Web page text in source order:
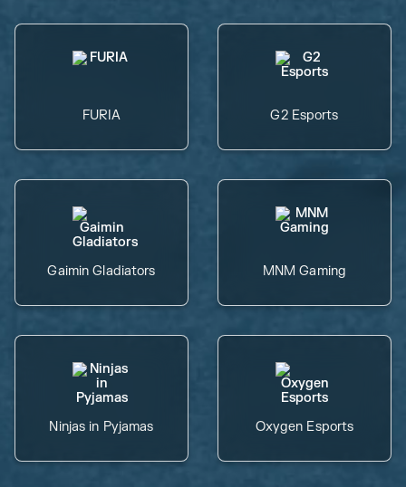
FURIA G2 Esports
Gaimin Gladiators MNM Gaming
Ninjas in Pyjamas Oxygen Esports